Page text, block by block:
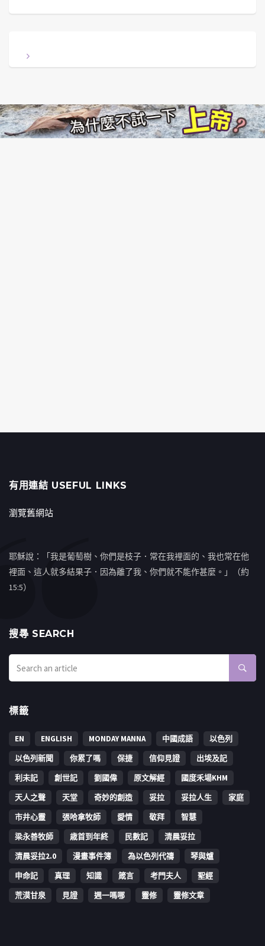
有用連結 USEFUL LINKS
瀏覽舊網站
耶穌說：「我是葡萄樹、你們是枝子．常在我裡面的、我也常在他
裡面、這人就多結果子．因為離了我、你們就不能作甚麼。」（約
15:5）
搜㝷 SEARCH
標籤
EN ENGLISH MONDAY MANNA 中國成語
以色列
以色列新聞
你累了嗎 保捷 信仰見證
出埃及記
利未記
創世記 劉國偉 原文解經
國度禾場KHM
天人之聲
天堂 奇妙的創造 妥拉 妥拉人生
家庭
市井心靈
張哈拿牧師 愛情 敬拜
智慧
梁永善牧師
歳首到年終 民數記
清晨妥拉
清晨妥拉2.0
漫畫事件簿 為以色列代禱
琴與爐
申命記
真理 知識 箴言 考門夫人
聖經
荒漠甘泉
見證 週一嗎哪 靈修 靈修文章